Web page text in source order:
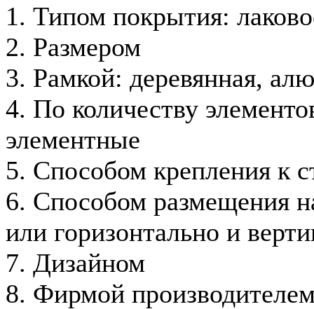
1. Типом покрытия:
2. Размером
3. Рамкой: деревянная,
4. По количеству
элементные
5. Способом крепления к
6. Способом размещения
или горизонтально и
7. Дизайном
8. Фирмой